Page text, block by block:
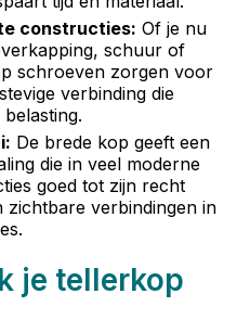
constructies: Of je nu
schuur of
schroeven zorgen voor
verbinding die
: De brede kop geeft een
die in veel moderne
goed tot zijn recht
zichtbare verbindingen in
je tellerkop